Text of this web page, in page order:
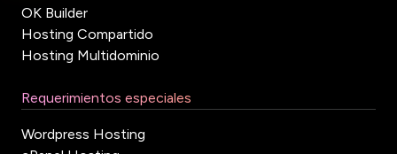
OK Builder
Hosting Compartido
Hosting Multidominio
Requerimientos especiales
Wordpress Hosting